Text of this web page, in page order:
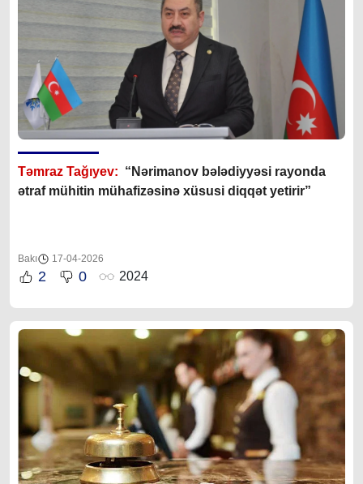
Təmraz Tağıyev: “Nərimanov bələdiyyəsi rayonda
ətraf mühitin mühafizəsinə xüsusi diqqət yetirir”
Bakı 17-04-2026
2 0 2024